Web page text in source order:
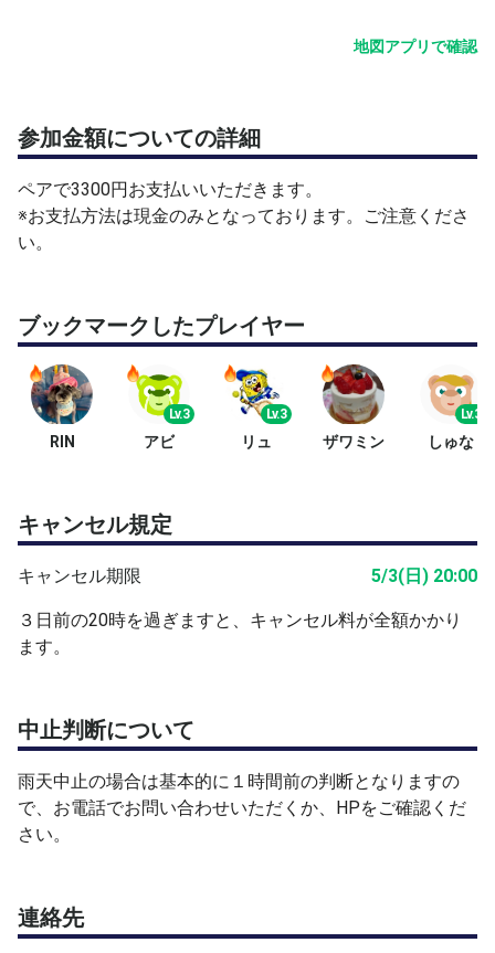
地図アプリで確認
参加金額についての詳細
ペアで3300円お支払いいただきます。
※お支払方法は現金のみとなっております。ご注意くださ
い。
ブックマークしたプレイヤー
RIN
Lv.3
アビ
Lv.3
リュ ザワミン
Lv.3
しゅな
キャンセル規定
キャンセル期限 5/3(日) 20:00
３日前の20時を過ぎますと、キャンセル料が全額かかり
ます。
中止判断について
雨天中止の場合は基本的に１時間前の判断となりますの
で、お電話でお問い合わせいただくか、HPをご確認くだ
さい。
連絡先